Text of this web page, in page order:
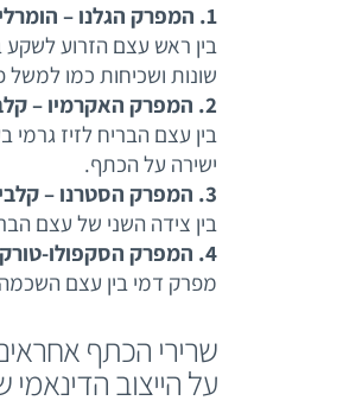
1. המפרק הגלנו – הומרלי
בין ראש עצם הזרוע
שונות ושכיחות כמו
2. המפרק האקרמיו – קלביקולרי
בין עצם הבריח לזיז גרמי
ישירה על הכתף.
3. המפרק הסטרנו – קלביקולרי –
בין צידה השני של עצם
4. המפרק הסקפולו-טורקלי
מפרק דמי בין עצם
שרירי הכתף
על הייצוב הדינאמי